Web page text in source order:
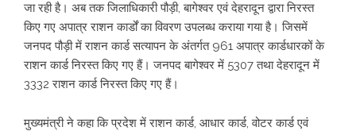
जा रही है। अब तक जिलाधिकारी पौड़ी, बागेश्वर एवं देहरादून द्वारा निरस्त
किए गए अपात्र राशन कार्डों का विवरण उपलब्ध कराया गया है। जिसमें
जनपद पौड़ी में राशन कार्ड सत्यापन के अंतर्गत 961 अपात्र कार्डधारकों के
राशन कार्ड निरस्त किए गए हैं। जनपद बागेश्वर में 5307 तथा देहरादून में
3332 राशन कार्ड निरस्त किए गए हैं।
मुख्यमंत्री ने कहा कि प्रदेश में राशन कार्ड, आधार कार्ड, वोटर कार्ड एवं